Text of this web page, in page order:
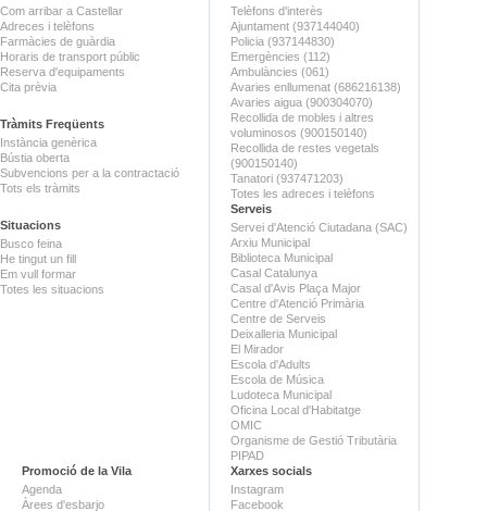
Com arribar a Castellar
Adreces i telèfons
Farmàcies de guàrdia
Horaris de transport públic
Reserva d'equipaments
Cita prèvia
Tràmits Freqüents
Instància genèrica
Bústia oberta
Subvencions per a la contractació
Tots els tràmits
Situacions
Busco feina
He tingut un fill
Em vull formar
Totes les situacions
Telèfons d'interès
Ajuntament (937144040)
Policia (937144830)
Emergències (112)
Ambulàncies (061)
Avaries enllumenat (686216138)
Avaries aigua (900304070)
Recollida de mobles i altres
voluminosos (900150140)
Recollida de restes vegetals
(900150140)
Tanatori (937471203)
Totes les adreces i telèfons
Serveis
Servei d'Atenció Ciutadana (SAC)
Arxiu Municipal
Biblioteca Municipal
Casal Catalunya
Casal d'Avis Plaça Major
Centre d'Atenció Primària
Centre de Serveis
Deixalleria Municipal
El Mirador
Escola d'Adults
Escola de Música
Ludoteca Municipal
Oficina Local d'Habitatge
OMIC
Organisme de Gestió Tributària
PIPAD
Promoció de la Vila
Agenda
Àrees d'esbarjo
Xarxes socials
Instagram
Facebook